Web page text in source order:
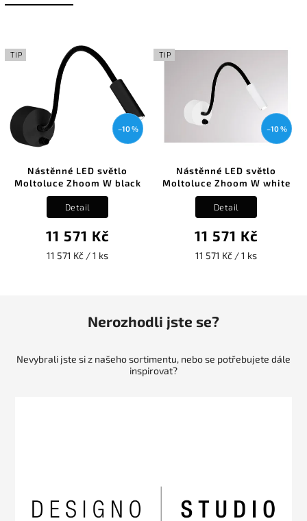
TIP
–10 %
Nástěnné LED světlo
Moltoluce Zhoom W black
11 571 Kč
11 571 Kč / 1 ks
Detail
TIP
–10 %
Nástěnné LED světlo
Moltoluce Zhoom W white
11 571 Kč
11 571 Kč / 1 ks
Detail
Nerozhodli jste se?
Nevybrali jste si z našeho sortimentu, nebo se potřebujete dále
inspirovat?